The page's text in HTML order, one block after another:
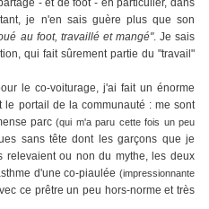
je n'en sais guère plus que son
au foot, travaillé et mangé". Je sais
qui fait sûrement partie du "travail"
le co-voiturage, j'ai fait un énorme
le portail de la communauté : me sont
parc(qui m'a paru cette fois un peu
sans tête dont les garçons que je
relevaient ou non du mythe, les deux
d'une co-piaulée (impressionnante
ce prêtre un peu hors-norme et très